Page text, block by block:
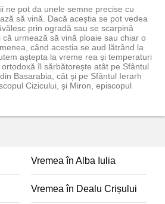
ne pot da unele semne precise cu
să vină. Dacă aceștia se pot vedea
prin ogradă sau se scarpină
urmează să vină ploaie sau chiar o
când aceștia se aud lătrând la
aștepta la vreme rea și temperaturi
îl sărbătorește atât pe Sfântul
Basarabia, cât și pe Sfântul Ierarh
Cizicului, și Miron, episcopul
Vremea în Alba Iulia
Vremea în Dealu Crișului